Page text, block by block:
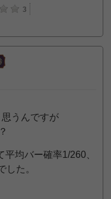
3
うんですが
均バー確率1/260、
した。